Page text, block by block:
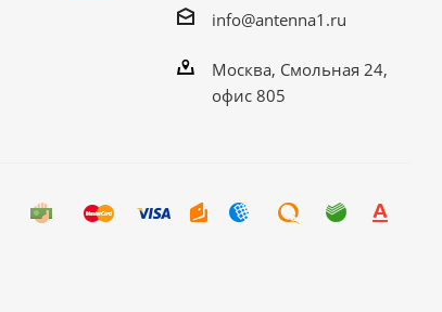
info@antenna1.ru
Москва, Смольная 24,
офис 805